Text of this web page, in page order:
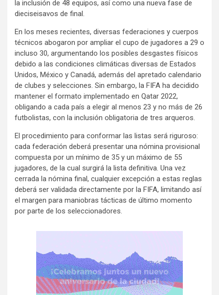
la inclusión de 48 equipos, así como una nueva fase de
dieciseisavos de final.
En los meses recientes, diversas federaciones y cuerpos
técnicos abogaron por ampliar el cupo de jugadores a 29 o
incluso 30, argumentando los posibles desgastes físicos
debido a las condiciones climáticas diversas de Estados
Unidos, México y Canadá, además del apretado calendario
de clubes y selecciones. Sin embargo, la FIFA ha decidido
mantener el formato implementado en Qatar 2022,
obligando a cada país a elegir al menos 23 y no más de 26
futbolistas, con la inclusión obligatoria de tres arqueros.
El procedimiento para conformar las listas será riguroso:
cada federación deberá presentar una nómina provisional
compuesta por un mínimo de 35 y un máximo de 55
jugadores, de la cual surgirá la lista definitiva. Una vez
cerrada la nómina final, cualquier excepción a estas reglas
deberá ser validada directamente por la FIFA, limitando así
el margen para maniobras tácticas de último momento
por parte de los seleccionadores.